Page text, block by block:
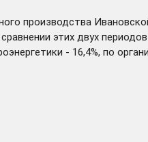
производства
этих двух
- 16,4%, по